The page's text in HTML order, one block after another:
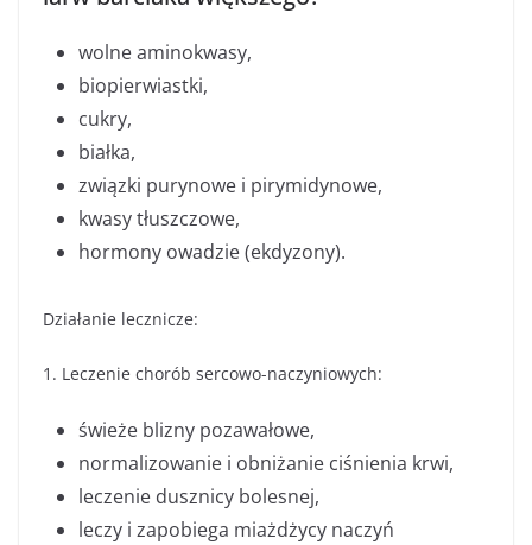
wolne aminokwasy,
biopierwiastki,
cukry,
białka,
związki purynowe i pirymidynowe,
kwasy tłuszczowe,
hormony owadzie (ekdyzony).
Działanie lecznicze:
1. Leczenie chorób sercowo-naczyniowych:
świeże blizny pozawałowe,
normalizowanie i obniżanie ciśnienia krwi,
leczenie dusznicy bolesnej,
leczy i zapobiega miażdżycy naczyń